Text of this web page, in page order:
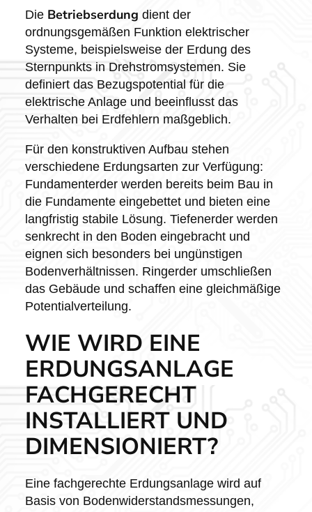
Die Betriebserdung dient der
ordnungsgemäßen Funktion elektrischer
Systeme, beispielsweise der Erdung des
Sternpunkts in Drehstromsystemen. Sie
definiert das Bezugspotential für die
elektrische Anlage und beeinflusst das
Verhalten bei Erdfehlern maßgeblich.
Für den konstruktiven Aufbau stehen
verschiedene Erdungsarten zur Verfügung:
Fundamenterder werden bereits beim Bau in
die Fundamente eingebettet und bieten eine
langfristig stabile Lösung. Tiefenerder werden
senkrecht in den Boden eingebracht und
eignen sich besonders bei ungünstigen
Bodenverhältnissen. Ringerder umschließen
das Gebäude und schaffen eine gleichmäßige
Potentialverteilung.
WIE WIRD EINE
ERDUNGSANLAGE
FACHGERECHT
INSTALLIERT UND
DIMENSIONIERT?
Eine fachgerechte Erdungsanlage wird auf
Basis von Bodenwiderstandsmessungen,